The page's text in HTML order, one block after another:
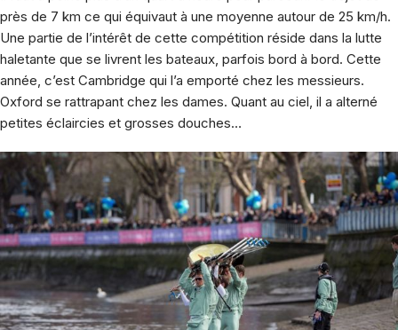
près de 7 km ce qui équivaut à une moyenne autour de 25 km/h.
Une partie de l’intérêt de cette compétition réside dans la lutte
haletante que se livrent les bateaux, parfois bord à bord. Cette
année, c’est Cambridge qui l’a emporté chez les messieurs.
Oxford se rattrapant chez les dames. Quant au ciel, il a alterné
petites éclaircies et grosses douches…